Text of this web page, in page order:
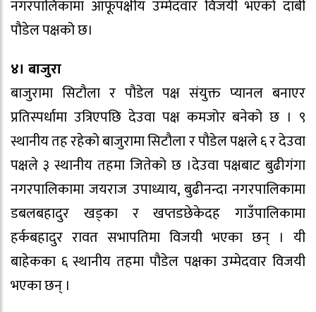
नगरपालिकामा आफूपक्षीय उम्मेदवार विजयी भएको दाबी
पौडेल पक्षको छ।
४। बाजुरा
बाजुरामा सिटौला र पौडेल पक्ष संयुक्त प्यानल बनाएर
प्रतिस्पर्धामा उत्रिएपछि देउवा पक्ष कमजोर बनेको छ । ९
स्थानीय तह रहेको बाजुरामा सिटौला र पौडेल पक्षले ६ र देउवा
पक्षले ३ स्थानीय तहमा जितेको छ ।देउवा पक्षबाट बुढीगंगा
नगरपालिकामा जयराज उपाध्याय, बुढीनन्दा नगरपालिकामा
डबलबहादुर खड्का र खप्तडछेकेदह गाउँपालिकामा
हर्कबहादुर रावत सभापतिमा विजयी भएका छन् । यी
बाहेकका ६ स्थानीय तहमा पौडेल पक्षका उम्मेदवार विजयी
भएका छन् ।